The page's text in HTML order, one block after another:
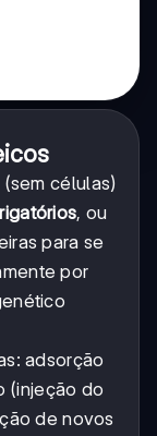
células)
, ou
para se
por
adsorção
(injeção do
de novos